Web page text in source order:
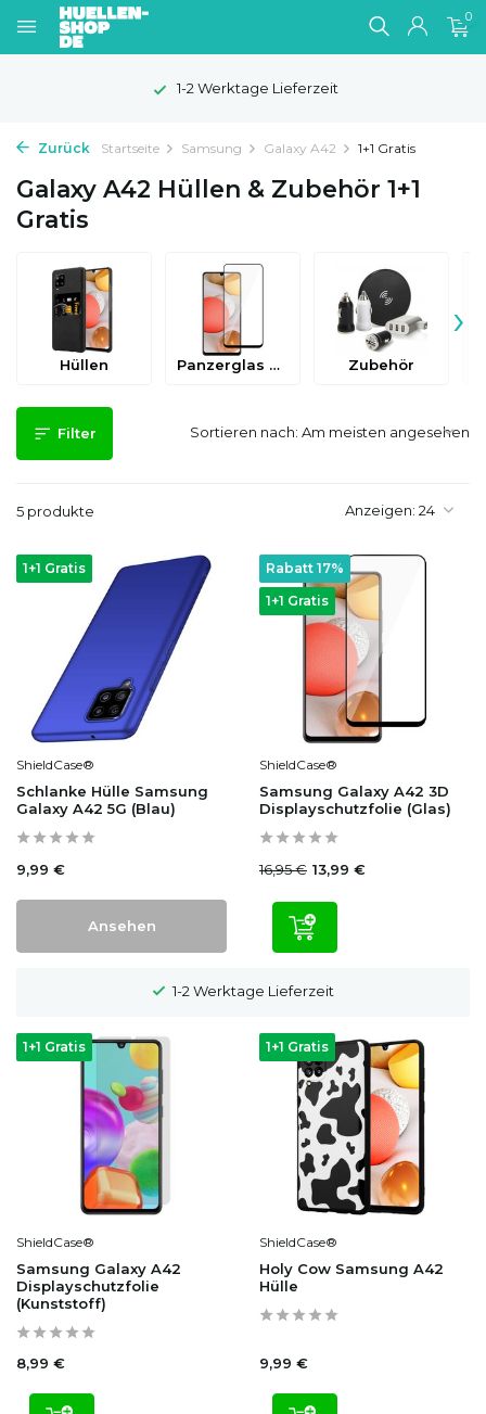
0
1-2 Werktage Lieferzeit
Zurück Startseite Samsung Galaxy A42 1+1 Gratis
Galaxy A42 Hüllen & Zubehör 1+1
Gratis
Hüllen Panzerglas & Schutzfolien Zubehör
›
Filter
5 produkte Anzeigen:
Sortieren nach:
1+1 Gratis
ShieldCase®
Schlanke Hülle Samsung
Galaxy A42 5G (Blau)
9,99 €
Ansehen
1+1 Gratis
Rabatt 17%
ShieldCase®
Samsung Galaxy A42 3D
Displayschutzfolie (Glas)
16,95 € 13,99 €
1-2 Werktage Lieferzeit
1+1 Gratis
ShieldCase®
Samsung Galaxy A42
Displayschutzfolie
(Kunststoff)
8,99 €
1+1 Gratis
ShieldCase®
Holy Cow Samsung A42
Hülle
9,99 €